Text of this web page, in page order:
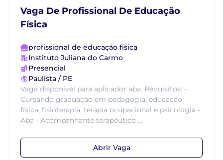
Vaga De Profissional De Educação
Física
profissional de educação física
Instituto Juliana do Carmo
Presencial
Paulista / PE
Vaga disponível para aplicador aba. Requisitos: -
Cursando graduação em pedagogia, educação
física, fisioterapia, terapia ocupacional e psicologia -
Aba - Acompanhante terapêutico ...
Abrir Vaga